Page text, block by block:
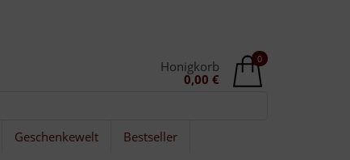
0
Honigkorb
0,00 €
Geschenkewelt
Bestseller